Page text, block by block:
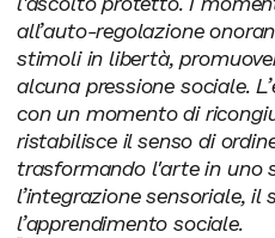
all’auto-regolazione
stimoli in libertà,
alcuna pressione sociale.
con un momento di
ristabilisce il senso di
trasformando l'arte in uno
l’integrazione sensoriale, il
l’apprendimento sociale.